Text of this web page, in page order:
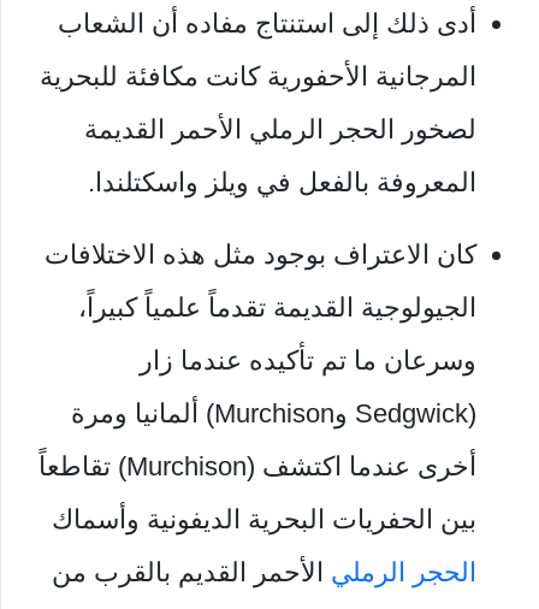
أدى ذلك إلى استنتاج مفاده أن الشعاب
المرجانية الأحفورية كانت مكافئة للبحرية
لصخور الحجر الرملي الأحمر القديمة
المعروفة بالفعل في ويلز واسكتلندا.
كان الاعتراف بوجود مثل هذه الاختلافات
الجيولوجية القديمة تقدماً علمياً كبيراً،
وسرعان ما تم تأكيده عندما زار
(Sedgwick وMurchison) ألمانيا ومرة ​​
أخرى عندما اكتشف (Murchison) تقاطعاً
بين الحفريات البحرية الديفونية وأسماك
الحجر الرملي الأحمر القديم بالقرب من